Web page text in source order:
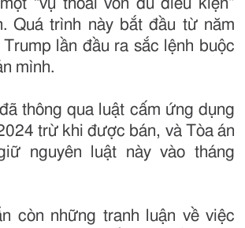
“vụ thoái vốn đủ điều kiện”
Quá trình này bắt đầu từ năm
lần đầu ra sắc lệnh buộc
mình.
thông qua luật cấm ứng dụng
trừ khi được bán, và Tòa án
nguyên luật này vào tháng
còn những tranh luận về việc